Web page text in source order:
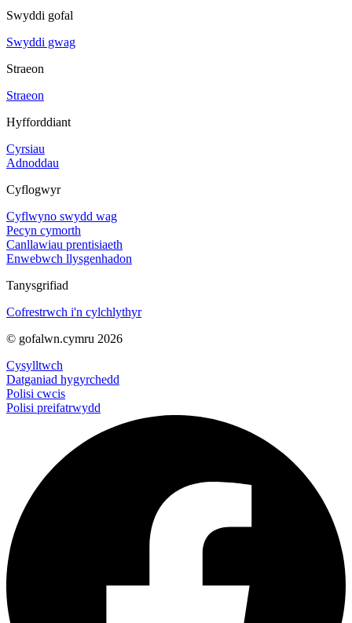
Swyddi gofal
Swyddi gwag
Straeon
Straeon
Hyfforddiant
Cyrsiau
Adnoddau
Cyflogwyr
Cyflwyno swydd wag
Pecyn cymorth
Canllawiau prentisiaeth
Enwebwch llysgenhadon
Tanysgrifiad
Cofrestrwch i'n cylchlythyr
© gofalwn.cymru 2026
Cysylltwch
Datganiad hygyrchedd
Polisi cwcis
Polisi preifatrwydd